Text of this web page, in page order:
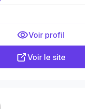
Voir profil
Voir le site